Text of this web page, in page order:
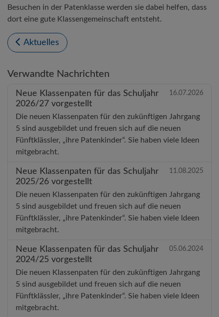
Besuchen in der Patenklasse werden sie dabei helfen, dass
dort eine gute Klassengemeinschaft entsteht.
Aktuelles
Verwandte Nachrichten
Neue Klassenpaten für das Schuljahr
2026/27 vorgestellt
16.07.2026
Die neuen Klassenpaten für den zukünftigen Jahrgang
5 sind ausgebildet und freuen sich auf die neuen
Fünftklässler, „ihre Patenkinder“. Sie haben viele Ideen
mitgebracht.
Neue Klassenpaten für das Schuljahr
2025/26 vorgestellt
11.08.2025
Die neuen Klassenpaten für den zukünftigen Jahrgang
5 sind ausgebildet und freuen sich auf die neuen
Fünftklässler, „ihre Patenkinder“. Sie haben viele Ideen
mitgebracht.
Neue Klassenpaten für das Schuljahr
2024/25 vorgestellt
05.06.2024
Die neuen Klassenpaten für den zukünftigen Jahrgang
5 sind ausgebildet und freuen sich auf die neuen
Fünftklässler, „ihre Patenkinder“. Sie haben viele Ideen
mitgebracht.